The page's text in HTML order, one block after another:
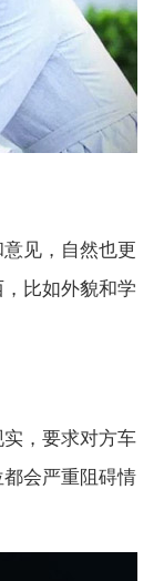
见，自然也更
比如外貌和学
，要求对方车
会严重阻碍情